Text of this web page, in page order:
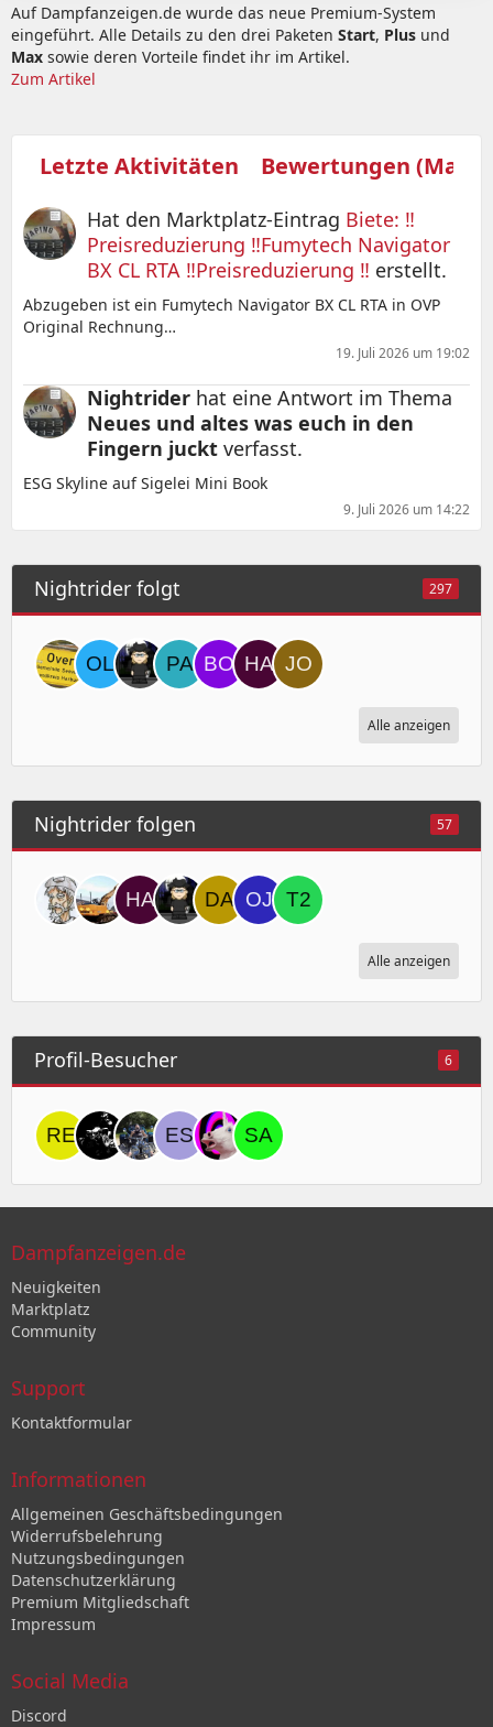
Auf Dampfanzeigen.de wurde das neue Premium-System
eingeführt. Alle Details zu den drei Paketen Start, Plus und
Max sowie deren Vorteile findet ihr im Artikel.
Zum Artikel
Letzte Aktivitäten Bewertungen
Hat den Marktplatz-Eintrag Biete: ‼️
Preisreduzierung ‼️Fumytech Navigator
BX CL RTA ‼️Preisreduzierung ‼️ erstellt.
Abzugeben ist ein Fumytech Navigator BX CL RTA in OVP
Original Rechnung…
19. Juli 2026 um 19:02
Nightrider hat eine Antwort im Thema
Neues und altes was euch in den
Fingern juckt verfasst.
ESG Skyline auf Sigelei Mini Book
9. Juli 2026 um 14:22
Nightrider folgt 297
Alle anzeigen
Nightrider folgen 57
Alle anzeigen
Profil-Besucher 6
Dampfanzeigen.de
Neuigkeiten
Marktplatz
Community
Support
Kontaktformular
Informationen
Allgemeinen Geschäftsbedingungen
Widerrufsbelehrung
Nutzungsbedingungen
Datenschutzerklärung
Premium Mitgliedschaft
Impressum
Social Media
Discord